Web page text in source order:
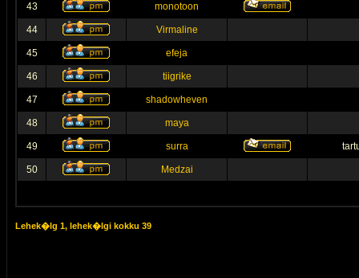
43 monotoon
44 Virmaline
45 efeja
46 tiigrike
47 shadowheven
48 maya
49 surra
50 Medzai
Lehek�lg 1, lehek�lgi kokku 39